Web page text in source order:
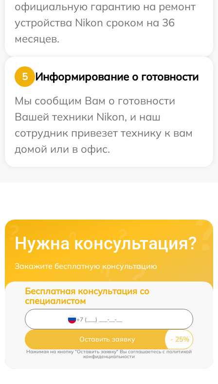
официальную гарантию на ремонт
устройства Nikon сроком на 36
месяцев.
5
Информирование о готовности
Мы сообщим Вам о готовности
Вашей техники Nikon, и наш
сотрудник привезет технику к вам
домой или в офис.
Нужна консультация?
Закажите бесплатную консультацию
Бесплатная консультация со
специалистом
Оставить заявку
Нажимая на кнопку "Оставить заявку" Вы соглашаетесь c политикой
конфиденциальности